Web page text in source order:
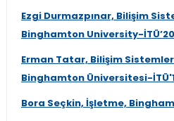
Ezgi Durmazpınar, Bilişim
Binghamton University-
Erman Tatar, Bilişim
Binghamton Üniversitesi-
Bora Seçkin, İşletme,